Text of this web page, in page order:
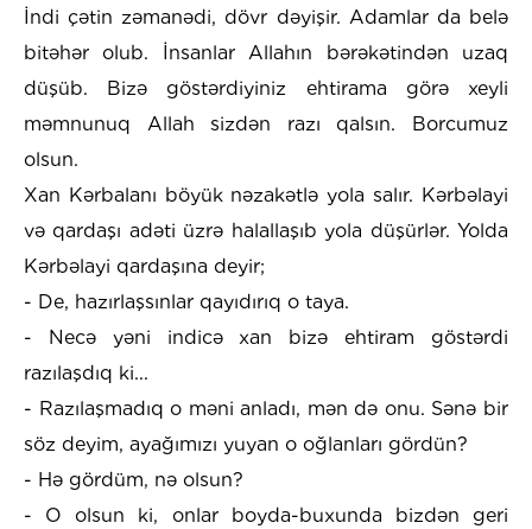
İndi çətin zəmanədi, dövr dəyişir. Adamlar da belə
bitəhər olub. İnsanlar Allahın bərəkətindən uzaq
düşüb. Bizə göstərdiyiniz ehtirama görə xeyli
məmnunuq Allah sizdən razı qalsın. Borcumuz
olsun.
Xan Kərbalanı böyük nəzakətlə yola salır. Kərbəlayi
və qardaşı adəti üzrə halallaşıb yola düşürlər. Yolda
Kərbəlayi qardaşına deyir;
- De, hazırlaşsınlar qayıdırıq o taya.
- Necə yəni indicə xan bizə ehtiram göstərdi
razılaşdıq ki...
- Razılaşmadıq o məni anladı, mən də onu. Sənə bir
söz deyim, ayağımızı yuyan o oğlanları gördün?
- Hə gördüm, nə olsun?
- O olsun ki, onlar boyda-buxunda bizdən geri